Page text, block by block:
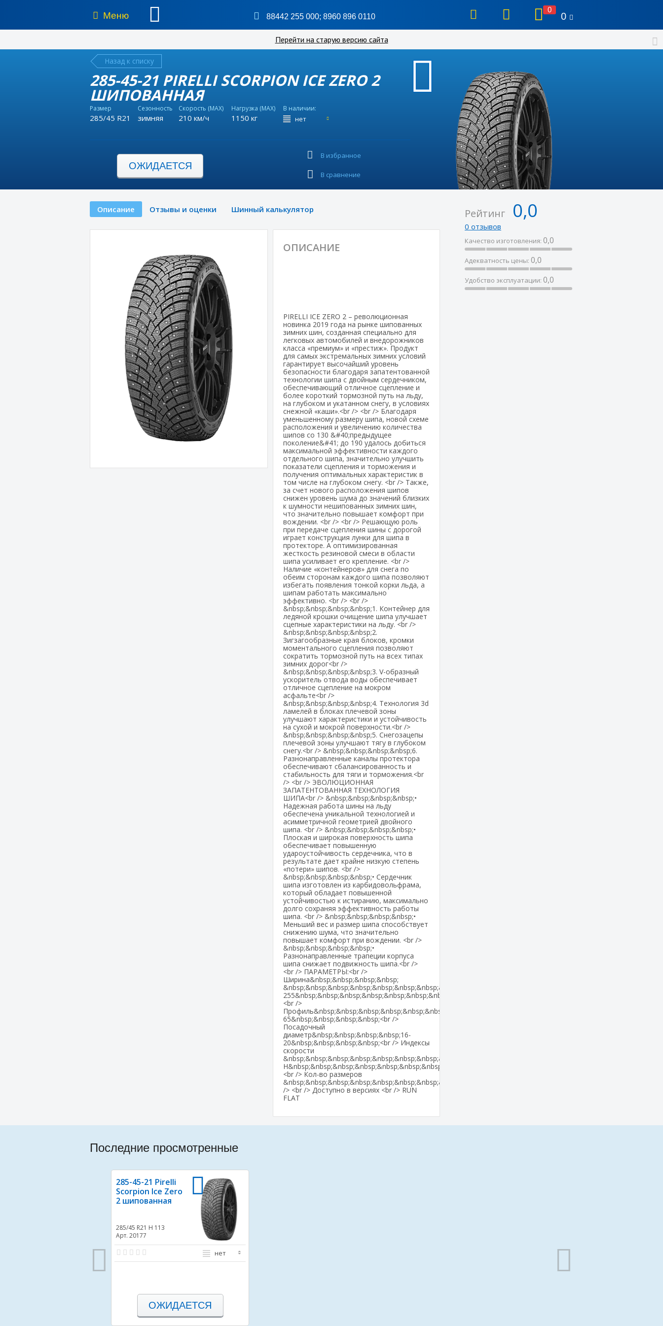
Меню 88442 255 000; 8960 896 0110
0
0
Перейти на старую версию сайта
Назад к списку
285-45-21 PIRELLI SCORPION ICE ZERO 2
ШИПОВАННАЯ
Размер
285/45 R21
Сезонность
зимняя
Скорость (MAX)
210 км/ч
Нагрузка (MAX)
1150 кг
В наличии:
нет
ОЖИДАЕТСЯ
В избранное
В сравнение
Описание Отзывы и оценки Шинный калькулятор
ОПИСАНИЕ
PIRELLI ICE ZERO 2 – революционная
новинка 2019 года на рынке шипованных
зимних шин, созданная специально для
легковых автомобилей и внедорожников
класса «премиум» и «престиж». Продукт
для самых экстремальных зимних условий
гарантирует высочайший уровень
безопасности благодаря запатентованной
технологии шипа с двойным сердечником,
обеспечивающий отличное сцепление и
более короткий тормозной путь на льду,
на глубоком и укатанном снегу, в условиях
снежной «каши».<br /> <br /> Благодаря
уменьшенному размеру шипа, новой схеме
расположения и увеличению количества
шипов со 130 &#40;предыдущее
поколение&#41; до 190 удалось добиться
максимальной эффективности каждого
отдельного шипа, значительно улучшить
показатели сцепления и торможения и
получения оптимальных характеристик в
том числе на глубоком снегу. <br /> Также,
за счет нового расположения шипов
снижен уровень шума до значений близких
к шумности нешипованных зимних шин,
что значительно повышает комфорт при
вождении. <br /> <br /> Решающую роль
при передаче сцепления шины с дорогой
играет конструкция лунки для шипа в
протекторе. А оптимизированная
жесткость резиновой смеси в области
шипа усиливает его крепление. <br />
Наличие «контейнеров» для снега по
обеим сторонам каждого шипа позволяют
избегать появления тонкой корки льда, а
шипам работать максимально
эффективно. <br /> <br />
&nbsp;&nbsp;&nbsp;&nbsp;1. Контейнер для
ледяной крошки очищение шипа улучшает
сцепные характеристики на льду. <br />
&nbsp;&nbsp;&nbsp;&nbsp;2.
Зигзагообразные края блоков, кромки
моментального сцепления позволяют
сократить тормозной путь на всех типах
зимних дорог<br />
&nbsp;&nbsp;&nbsp;&nbsp;3. V-образный
ускоритель отвода воды обеспечивает
отличное сцепление на мокром
асфальте<br />
&nbsp;&nbsp;&nbsp;&nbsp;4. Технология 3d
ламелей в блоках плечевой зоны
улучшают характеристики и устойчивость
на сухой и мокрой поверхности.<br />
&nbsp;&nbsp;&nbsp;&nbsp;5. Снегозацепы
плечевой зоны улучшают тягу в глубоком
снегу.<br /> &nbsp;&nbsp;&nbsp;&nbsp;6.
Разнонаправленные каналы протектора
обеспечивают сбалансированность и
стабильность для тяги и торможения.<br
/> <br /> ЭВОЛЮЦИОННАЯ
ЗАПАТЕНТОВАННАЯ ТЕХНОЛОГИЯ
ШИПА<br /> &nbsp;&nbsp;&nbsp;&nbsp;•
Надежная работа шины на льду
обеспечена уникальной технологией и
асимметричной геометрией двойного
шипа. <br /> &nbsp;&nbsp;&nbsp;&nbsp;•
Плоская и широкая поверхность шипа
обеспечивает повышенную
удароустойчивость сердечника, что в
результате дает крайне низкую степень
«потери» шипов. <br />
&nbsp;&nbsp;&nbsp;&nbsp;• Сердечник
шипа изготовлен из карбидовольфрама,
который обладает повышенной
устойчивостью к истиранию, максимально
долго сохраняя эффективность работы
шипа. <br /> &nbsp;&nbsp;&nbsp;&nbsp;•
Меньший вес и размер шипа способствует
снижению шума, что значительно
повышает комфорт при вождении. <br />
&nbsp;&nbsp;&nbsp;&nbsp;•
Разнонаправленные трапеции корпуса
шипа снижает подвижность шипа.<br />
<br /> ПАРАМЕТРЫ:<br />
Ширина&nbsp;&nbsp;&nbsp;&nbsp;
&nbsp;&nbsp;&nbsp;&nbsp;&nbsp;&nbsp;&nbsp;&nbsp;205-
255&nbsp;&nbsp;&nbsp;&nbsp;&nbsp;&nbsp;&nbsp;&nbsp;&nbsp;&nbsp;&nbsp;&nbsp;
<br />
Профиль&nbsp;&nbsp;&nbsp;&nbsp;&nbsp;&nbsp;&nbsp;&nbsp;&nbsp;&nbsp;&nbsp;&nbsp;40-
65&nbsp;&nbsp;&nbsp;&nbsp;<br />
Посадочный
диаметр&nbsp;&nbsp;&nbsp;&nbsp;16-
20&nbsp;&nbsp;&nbsp;&nbsp;<br /> Индексы
скорости
&nbsp;&nbsp;&nbsp;&nbsp;&nbsp;&nbsp;&nbsp;&nbsp;T-
H&nbsp;&nbsp;&nbsp;&nbsp;&nbsp;&nbsp;&nbsp;&nbsp;
<br /> Кол-во размеров
&nbsp;&nbsp;&nbsp;&nbsp;&nbsp;&nbsp;&nbsp;&nbsp;22<br
/> <br /> Доступно в версиях <br /> RUN
FLAT
Рейтинг 0,0
0 отзывов
Качество изготовления: 0,0
Адекватность цены: 0,0
Удобство эксплуатации: 0,0
Последние просмотренные
285-45-21 Pirelli
Scorpion Ice Zero
2 шипованная
285/45 R21 H 113
Арт. 20177
нет
ОЖИДАЕТСЯ